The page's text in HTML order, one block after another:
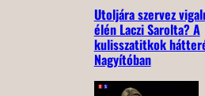
Utoljára szervez
élén Laczi Sarolta? A
kulisszatitkok
Nagyítóban